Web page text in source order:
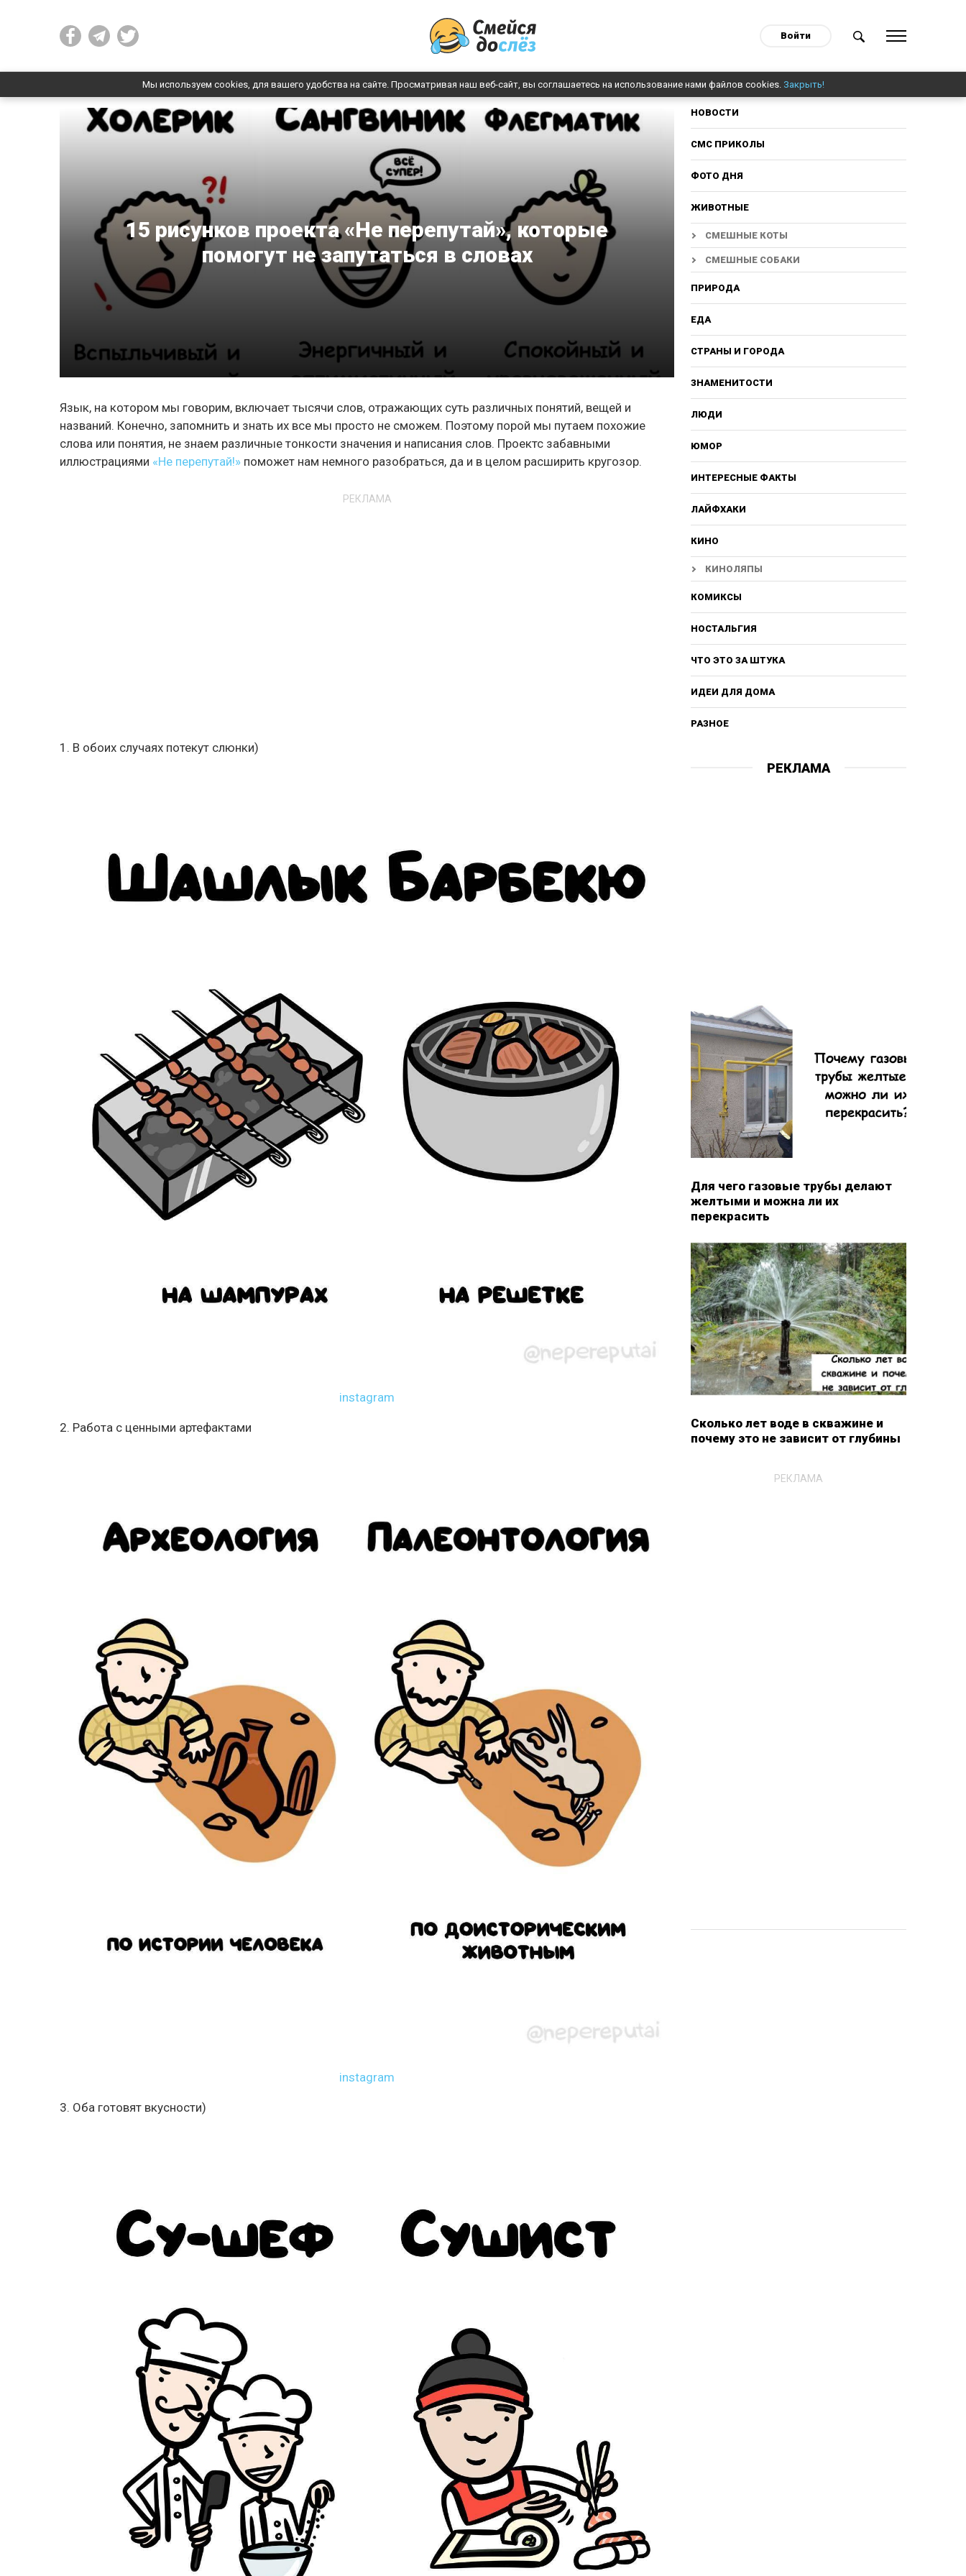
Войти
Мы используем cookies, для вашего удобства на сайте. Просматривая наш веб-сайт, вы соглашаетесь на использование нами файлов cookies. Закрыть!
15 рисунков проекта «Не перепутай», которые
помогут не запутаться в словах
Язык, на котором мы говорим, включает тысячи слов, отражающих суть различных понятий, вещей и
названий. Конечно, запомнить и знать их все мы просто не сможем. Поэтому порой мы путаем похожие
слова или понятия, не знаем различные тонкости значения и написания слов. Проектс забавными
иллюстрациями «Не перепутай!» поможет нам немного разобраться, да и в целом расширить кругозор.
РЕКЛАМА
1. В обоих случаях потекут слюнки)
instagram
2. Работа с ценными артефактами
instagram
3. Оба готовят вкусности)
НОВОСТИ
СМС ПРИКОЛЫ
ФОТО ДНЯ
ЖИВОТНЫЕ
СМЕШНЫЕ КОТЫ
СМЕШНЫЕ СОБАКИ
ПРИРОДА
ЕДА
СТРАНЫ И ГОРОДА
ЗНАМЕНИТОСТИ
ЛЮДИ
ЮМОР
ИНТЕРЕСНЫЕ ФАКТЫ
ЛАЙФХАКИ
КИНО
КИНОЛЯПЫ
КОМИКСЫ
НОСТАЛЬГИЯ
ЧТО ЭТО ЗА ШТУКА
ИДЕИ ДЛЯ ДОМА
РАЗНОЕ
РЕКЛАМА
Для чего газовые трубы делают
желтыми и можна ли их
перекрасить
Сколько лет воде в скважине и
почему это не зависит от глубины
РЕКЛАМА